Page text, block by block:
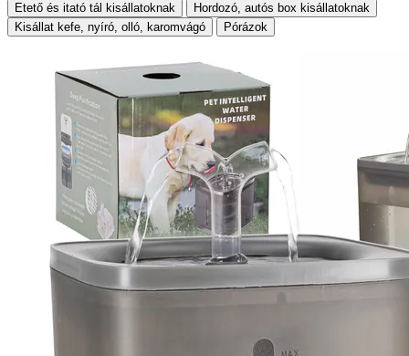
Etető és itató tál kisállatoknak
Hordozó, autós box kisállatoknak
Kisállat kefe, nyíró, olló, karomvágó
Pórázok